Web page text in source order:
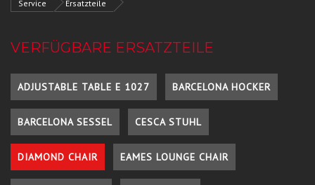
Service Ersatzteile
VERFÜGBARE ERSATZTEILE
ADJUSTABLE TABLE E 1027 BARCELONA HOCKER
BARCELONA SESSEL CESCA STUHL
DIAMOND CHAIR EAMES LOUNGE CHAIR